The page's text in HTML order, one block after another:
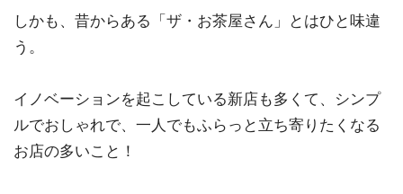
しかも、昔からある「ザ・お茶屋さん」とはひと味違
う。
イノベーションを起こしている新店も多くて、シンプ
ルでおしゃれで、一人でもふらっと立ち寄りたくなる
お店の多いこと！